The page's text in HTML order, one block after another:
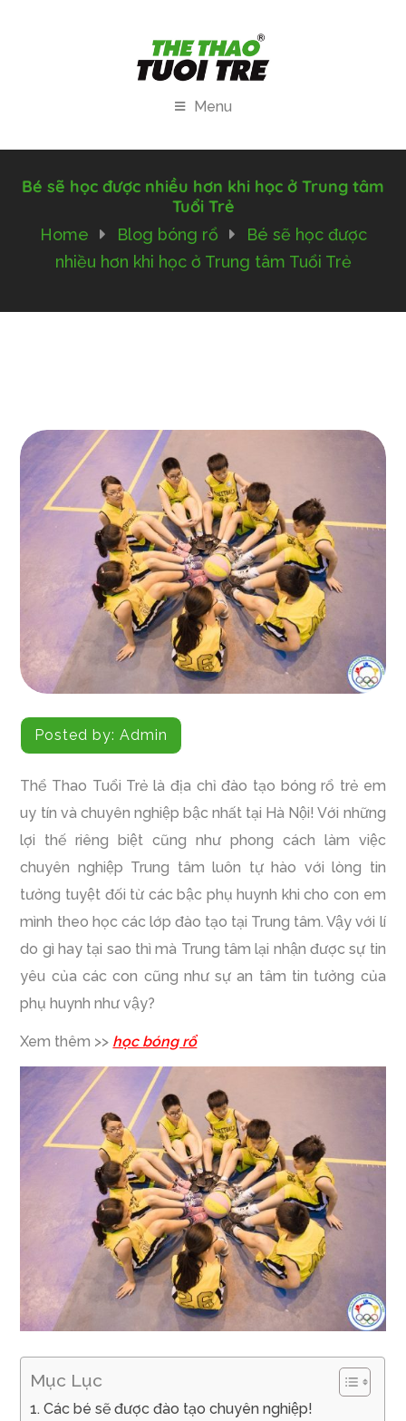
Menu
Bé sẽ học được nhiều hơn khi học ở Trung tâm
Tuổi Trẻ
Home Blog bóng rổ
Bé sẽ học được
nhiều hơn khi học ở Trung tâm Tuổi Trẻ
Posted by:Admin
Thể Thao Tuổi Trẻ là địa chỉ đào tạo bóng rổ trẻ em
uy tín và chuyên nghiệp bậc nhất tại Hà Nội! Với những
lợi thế riêng biệt cũng như phong cách làm việc
chuyên nghiệp Trung tâm luôn tự hào với lòng tin
tưởng tuyệt đối từ các bậc phụ huynh khi cho con em
mình theo học các lớp đào tạo tại Trung tâm. Vậy với lí
do gì hay tại sao thì mà Trung tâm lại nhận được sự tin
yêu của các con cũng như sự an tâm tin tưởng của
phụ huynh như vậy?
Xem thêm >> học bóng rổ
Mục Lục
Các bé sẽ được đào tạo chuyên nghiệp!